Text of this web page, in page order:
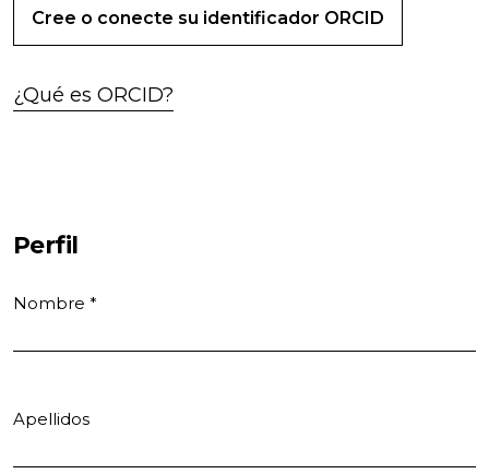
Cree o conecte su identificador ORCID
¿Qué es ORCID?
Perfil
Nombre *
Apellidos